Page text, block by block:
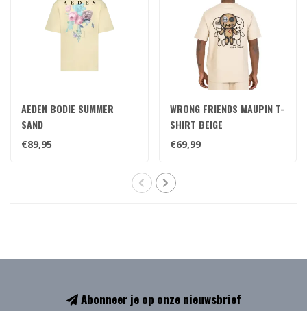
AEDEN BODIE SUMMER
SAND
€89,95
WRONG FRIENDS MAUPIN T-
SHIRT BEIGE
€69,99
Abonneer je op onze nieuwsbrief